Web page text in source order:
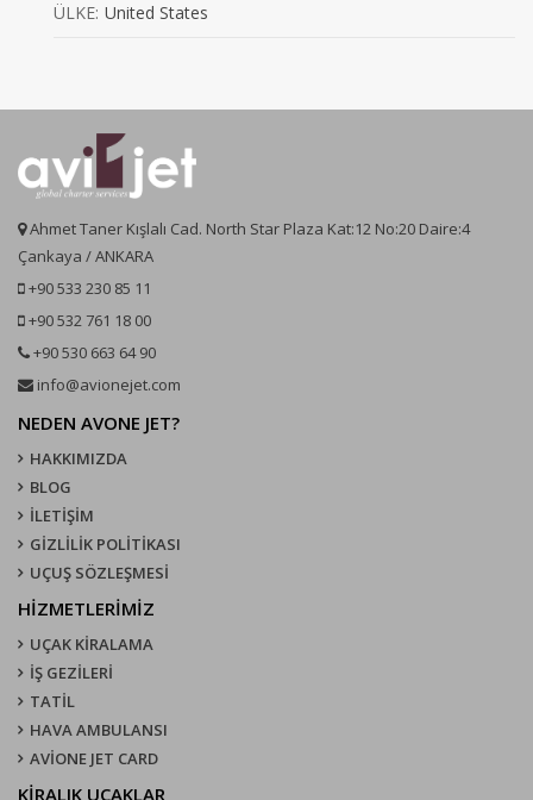
ÜLKE: United States
Ahmet Taner Kışlalı Cad. North Star Plaza Kat:12 No:20 Daire:4
Çankaya / ANKARA
+90 533 230 85 11
+90 532 761 18 00
+90 530 663 64 90
info@avionejet.com
NEDEN AVONE JET?
HAKKIMIZDA
BLOG
İLETİŞİM
GİZLİLİK POLİTİKASI
UÇUŞ SÖZLEŞMESI
HİZMETLERİMİZ
UÇAK KIRALAMA
İŞ GEZİLERİ
TATİL
HAVA AMBULANSI
AVİONE JET CARD
KIRALIK UÇAKLAR